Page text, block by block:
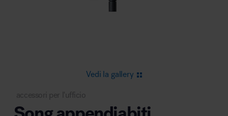
Vedi la gallery
accessori per l'ufficio